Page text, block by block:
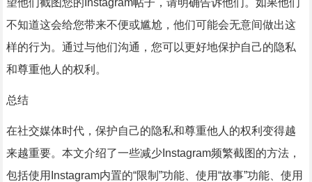
望他们截图您的Instagram帖子，请明确告诉他们。如果他们
不知道这会给您带来不便或尴尬，他们可能会无意间做出这
样的行为。通过与他们沟通，您可以更好地保护自己的隐私
和尊重他人的权利。
总结
在社交媒体时代，保护自己的隐私和尊重他人的权利变得越
来越重要。本文介绍了一些减少Instagram频繁截图的方法，
包括使用Instagram内置的“限制”功能、使用“故事”功能、使用